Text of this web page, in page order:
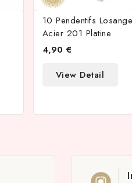
10 Pendentifs
Acier 201 Platine
4,90 €
View Detail